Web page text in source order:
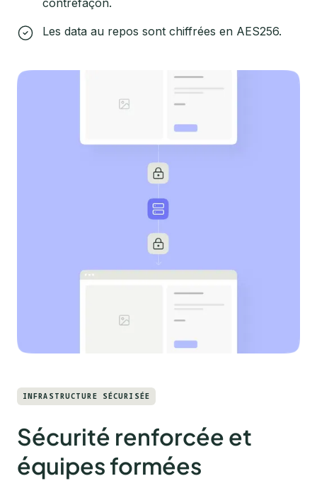
Les data au repos sont chiffrées en AES256.
INFRASTRUCTURE SÉCURISÉE
Sécurité renforcée et
équipes formées